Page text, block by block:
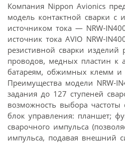
Компания Nippon Avionics
модель контактной сварки с
источником тока — NRW-
источник тока AVIO NRW-
резистивной сварки изделий
проводов, медных пластин к
батареям, обжимных клемм и
Преимущества модели NRW-
задания до 127 ступеней
возможность выбора
блок управления: планшет;
сварочного импульса
импульса, подавая внешний